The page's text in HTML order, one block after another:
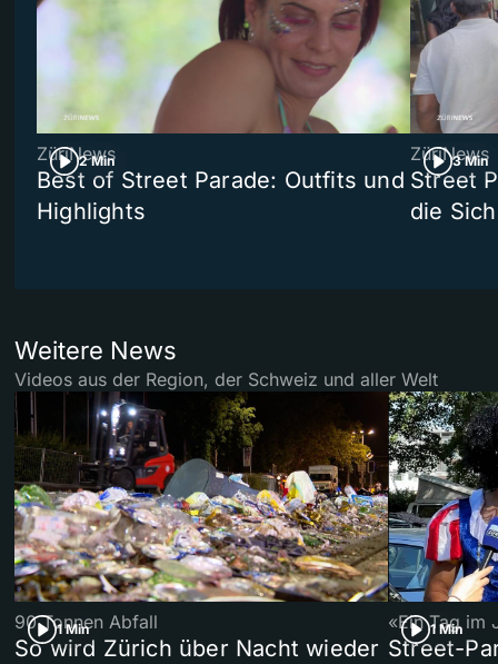
2 Min
ZüriNews
Best of Street Parade: Outfits und
Highlights
3 Min
ZüriNews
Street
die
Weitere News
Videos aus der Region, der Schweiz und aller Welt
1 Min
90 Tonnen Abfall
So wird Zürich über Nacht wieder
1 Min
«Ein Tag im
Street-